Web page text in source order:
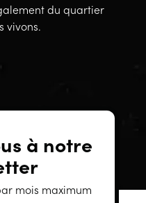
du quartier
vivons.
à notre
mois maximum